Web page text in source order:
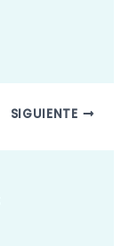
SIGUIENTE